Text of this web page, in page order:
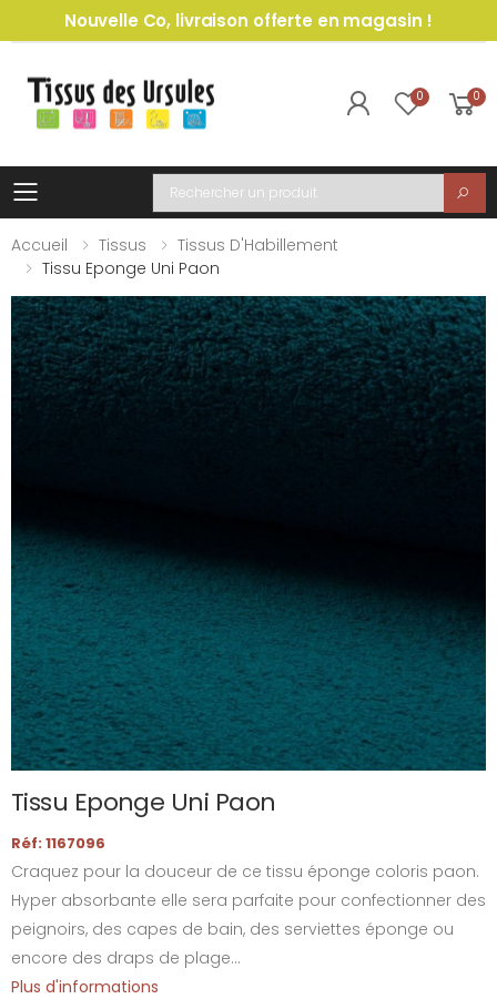
Nouvelle Co, livraison offerte en magasin !
0 0
Toggle mobile menu
Recherche
Accueil
Tissus
Tissus D'Habillement
Tissu Eponge Uni Paon
Tissu Eponge Uni Paon
Réf: 1167096
Craquez pour la douceur de ce tissu éponge coloris paon.
Hyper absorbante elle sera parfaite pour confectionner des
peignoirs, des capes de bain, des serviettes éponge ou
encore des draps de plage...
Plus d'informations